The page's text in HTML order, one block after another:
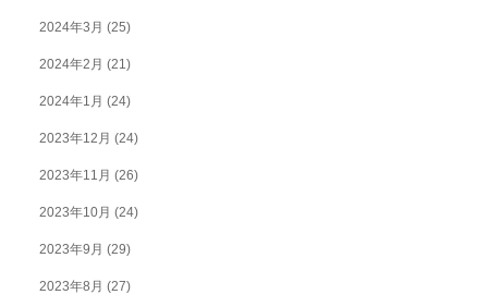
2024年3月 (25)
2024年2月 (21)
2024年1月 (24)
2023年12月 (24)
2023年11月 (26)
2023年10月 (24)
2023年9月 (29)
2023年8月 (27)